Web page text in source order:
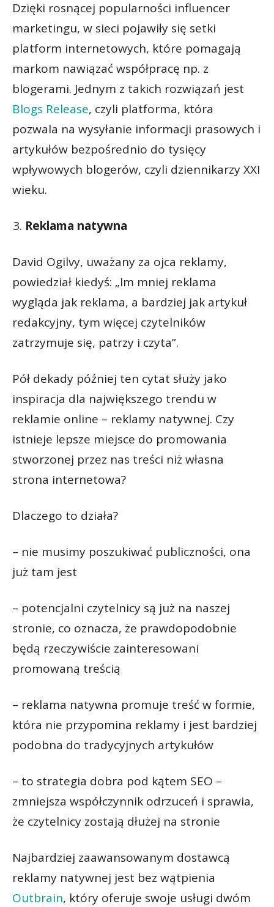
Dzięki rosnącej popularności influencer
marketingu, w sieci pojawiły się setki
platform internetowych, które pomagają
markom nawiązać współpracę np. z
blogerami. Jednym z takich rozwiązań jest
Blogs Release, czyli platforma, która
pozwala na wysyłanie informacji prasowych i
artykułów bezpośrednio do tysięcy
wpływowych blogerów, czyli dziennikarzy XXI
wieku.
Reklama natywna
David Ogilvy, uważany za ojca reklamy,
powiedział kiedyś: „Im mniej reklama
wygląda jak reklama, a bardziej jak artykuł
redakcyjny, tym więcej czytelników
zatrzymuje się, patrzy i czyta”.
Pół dekady później ten cytat służy jako
inspiracja dla największego trendu w
reklamie online – reklamy natywnej. Czy
istnieje lepsze miejsce do promowania
stworzonej przez nas treści niż własna
strona internetowa?
Dlaczego to działa?
– nie musimy poszukiwać publiczności, ona
już tam jest
– potencjalni czytelnicy są już na naszej
stronie, co oznacza, że prawdopodobnie
będą rzeczywiście zainteresowani
promowaną treścią
– reklama natywna promuje treść w formie,
która nie przypomina reklamy i jest bardziej
podobna do tradycyjnych artykułów
– to strategia dobra pod kątem SEO –
zmniejsza współczynnik odrzuceń i sprawia,
że czytelnicy zostają dłużej na stronie
Najbardziej zaawansowanym dostawcą
reklamy natywnej jest bez wątpienia
Outbrain, który oferuje swoje usługi dwóm